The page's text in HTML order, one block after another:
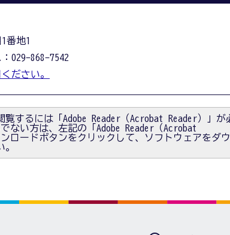
番地1
029-868-7542
ださい。
覧するには「Adobe Reader（Acrobat Reader）」が
ない方は、左記の「Adobe Reader（Acrobat
ンロードボタンをクリックして、ソフトウェアをダウ